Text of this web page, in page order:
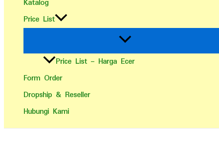
Katalog
Price List
Price List – Harga Ecer
Form Order
Dropship & Reseller
Hubungi Kami